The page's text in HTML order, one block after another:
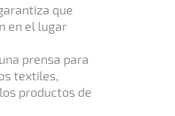
que
en el lugar
prensa para
textiles,
productos de